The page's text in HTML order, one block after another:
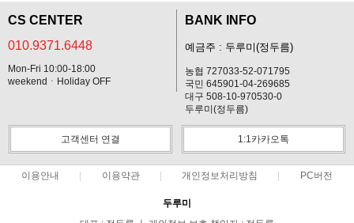
CS CENTER
010.9371.6448
Mon-Fri 10:00-18:00
weekendㆍHoliday OFF
BANK INFO
예금주 : 두루미(정두름)
농협 727033-52-071795
국민 645901-04-269685
대구 508-10-970530-0
두루미(정두름)
고객센터 연결 1:1카카오톡
이용안내 이용약관 개인정보처리방침 PC버전
두루미